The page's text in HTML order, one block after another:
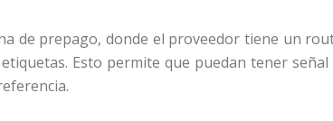
de prepago, donde el proveedor tiene un
Esto permite que puedan tener señal